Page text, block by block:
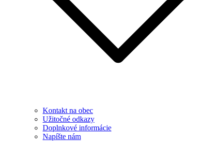
Kontakt na obec
Užitočné odkazy
Doplnkové informácie
Napíšte nám